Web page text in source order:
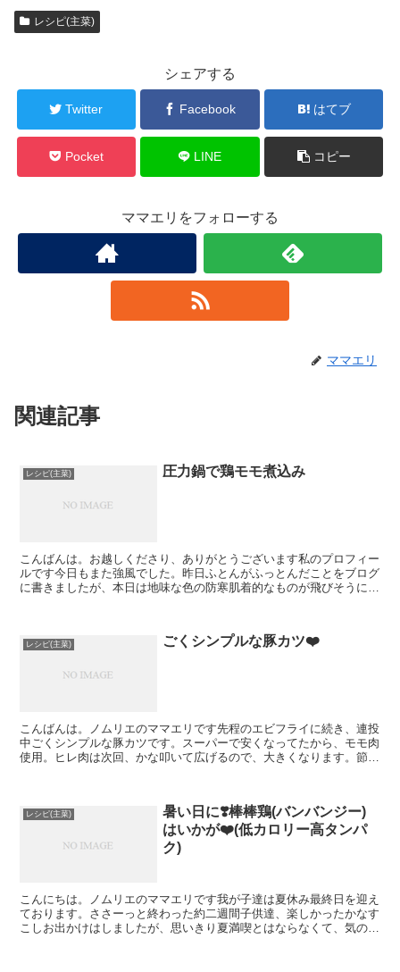
レシピ(主菜)
シェアする
Twitter Facebook はてブ
Pocket LINE コピー
ママエリをフォローする
ママエリ
関連記事
レシピ(主菜) 圧力鍋で鶏モモ煮込み
こんばんは。お越しくださり、ありがとうございます私のプロフィー
ルです今日もまた強風でした。昨日ふとんがふっとんだことをブログ
に書きましたが、本日は地味な色の防寒肌着的なものが飛びそうにな
レシピ(主菜) ごくシンプルな豚カツ❤️
こんばんは。ノムリエのママエリです先程のエビフライに続き、連投
中ごくシンプルな豚カツです。スーパーで安くなってたから、モモ肉
使用。ヒレ肉は次回、かな叩いて広げるので、大きくなります。節約
レシピ(主菜)
暑い日に❣️棒棒鶏(バンバンジー)
はいかが❤️(低カロリー高タンパ
ク)
こんにちは。ノムリエのママエリです我が子達は夏休み最終日を迎え
ております。ささーっと終わった約二週間子供達、楽しかったかなす
こしお出かけはしましたが、思いきり夏満喫とはならなくて、気の毒